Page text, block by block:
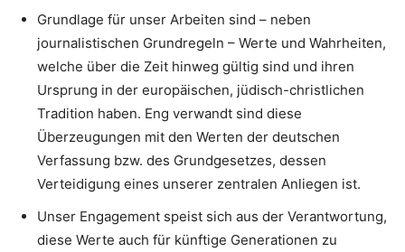
Grundlage für unser Arbeiten sind – neben
journalistischen Grundregeln – Werte und Wahrheiten,
welche über die Zeit hinweg gültig sind und ihren
Ursprung in der europäischen, jüdisch-christlichen
Tradition haben. Eng verwandt sind diese
Überzeugungen mit den Werten der deutschen
Verfassung bzw. des Grundgesetzes, dessen
Verteidigung eines unserer zentralen Anliegen ist.
Unser Engagement speist sich aus der Verantwortung,
diese Werte auch für künftige Generationen zu